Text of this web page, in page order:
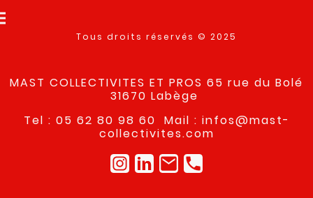
Tous droits réservés © 2025
MAST COLLECTIVITES ET PROS 65 rue du Bolé
31670 Labège
Tel : 05 62 80 98 60 Mail : infos@mast-
collectivites.com